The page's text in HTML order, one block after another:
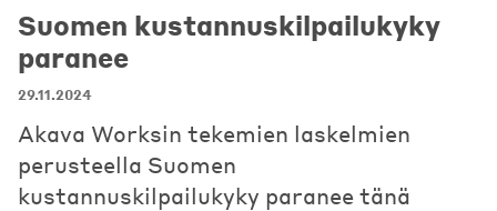
Suomen kustannuskilpailukyky
paranee
29.11.2024
Akava Worksin tekemien laskelmien
perusteella Suomen
kustannuskilpailukyky paranee tänä